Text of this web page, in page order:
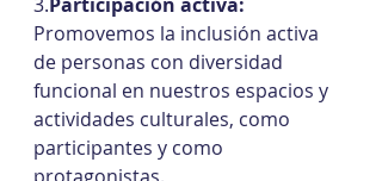
Promovemos la inclusión activa
de personas con diversidad
funcional en nuestros espacios y
actividades culturales, como
participantes y como